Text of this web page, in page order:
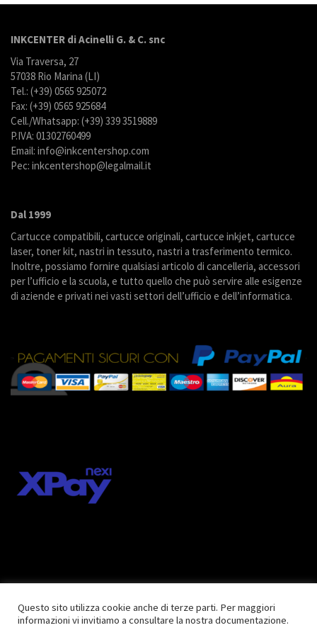
INKCENTER di Acinelli G. & C. snc
Via Traversa, 27
57038 Rio Marina (LI)
Tel.: (+39) 0565 925072
Fax: (+39) 0565 925684
Cell./Whatsapp: (+39) 339 3519889
P.IVA: 01302760499
Email: info@inkcentershop.com
Pec: inkcentershop@legalmail.it
Dal 1999
Cartucce compatibili, cartucce originali, cartucce inkjet, cartucce
laser, toner kit, nastri in tessuto, nastri a trasferimento termico.
Inoltre, possiamo fornire qualsiasi articolo di cancelleria, accessori
per l’ufficio e la scuola, e tutto quello che può servire alle esigenze
di aziende e privati nei vasti settori dell’ufficio e dell’informatica.
Questo sito utilizza cookie anche di terze parti. Per maggiori
informazioni vi invitiamo a consultare la nostra documentazione.